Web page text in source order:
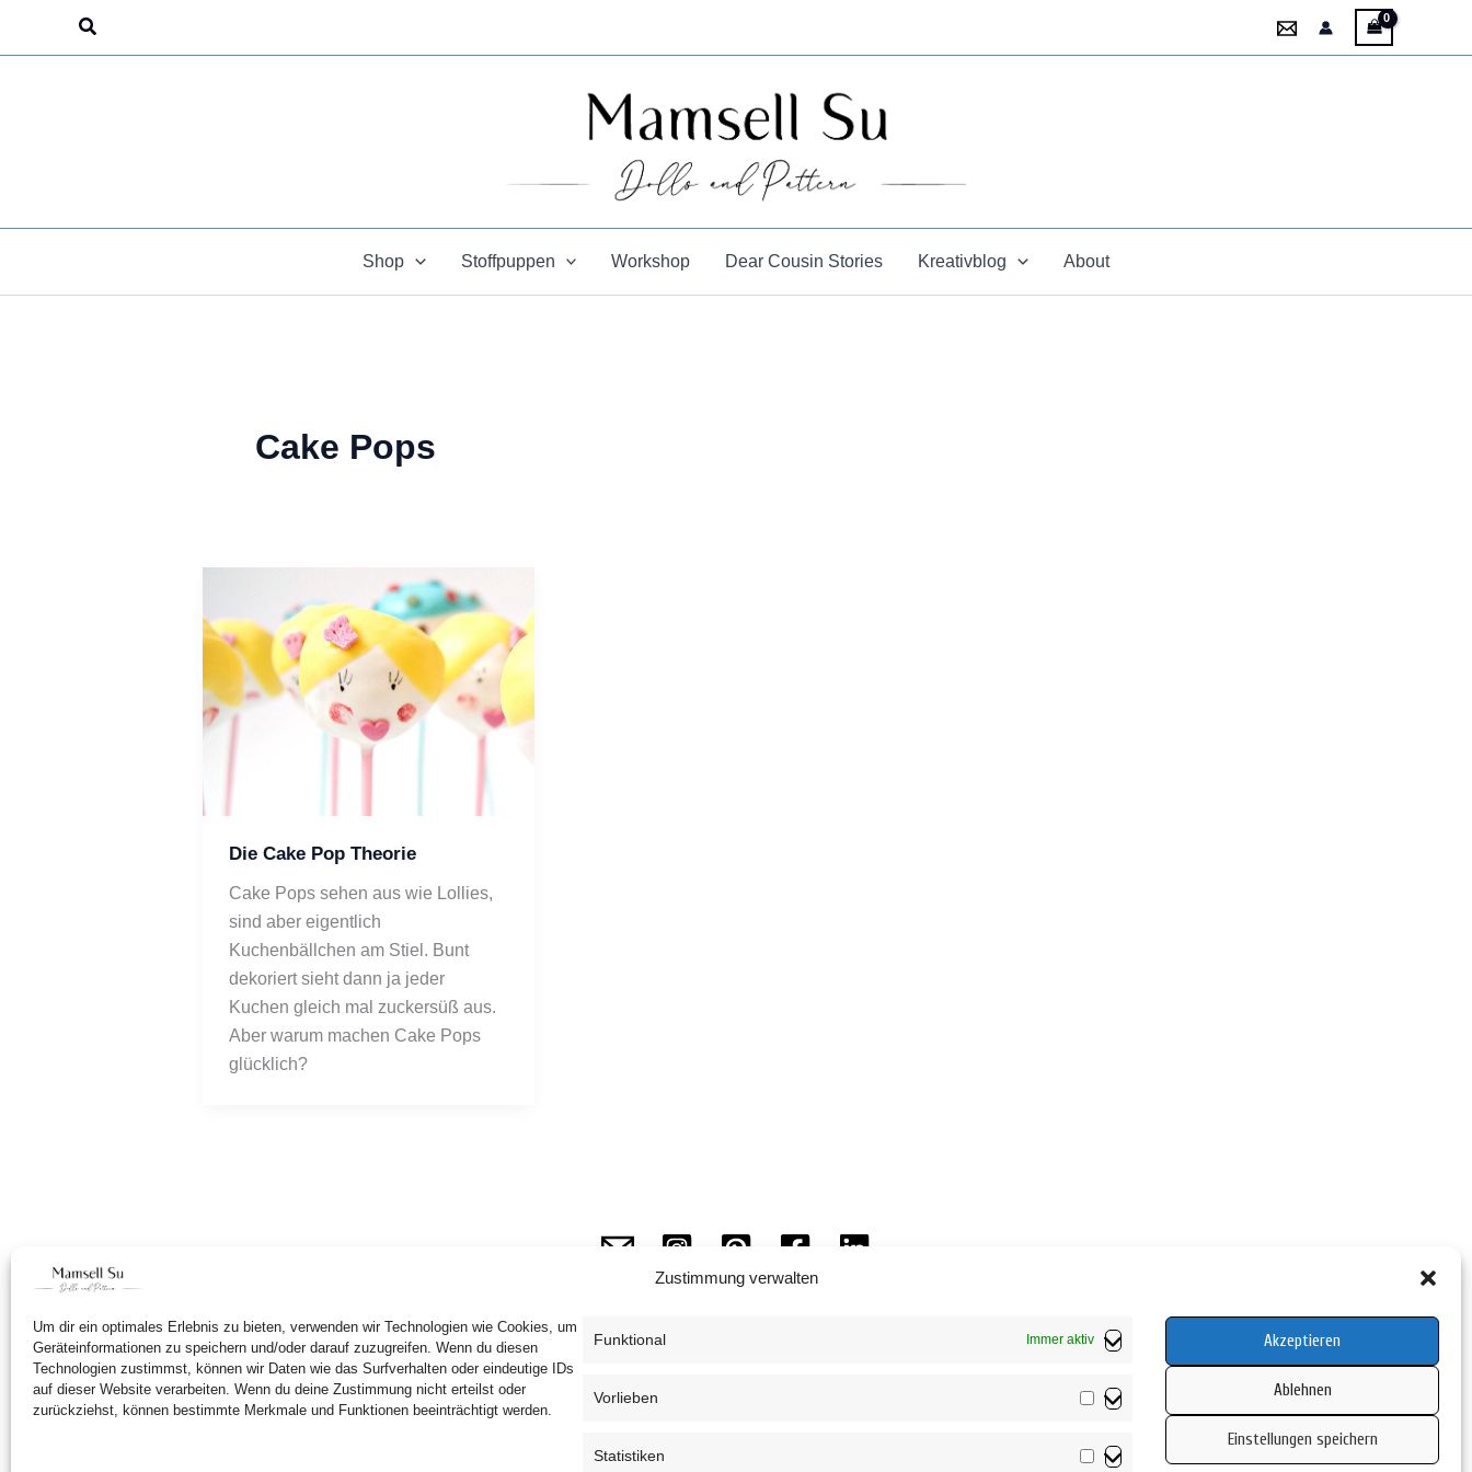
Zustimmung verwalten
Um dir ein optimales Erlebnis zu bieten, verwenden wir Technologien wie Cookies, um
Geräteinformationen zu speichern und/oder darauf zuzugreifen. Wenn du diesen
Technologien zustimmst, können wir Daten wie das Surfverhalten oder eindeutige IDs
auf dieser Website verarbeiten. Wenn du deine Zustimmung nicht erteilst oder
zurückziehst, können bestimmte Merkmale und Funktionen beeinträchtigt werden.
Funktional Immer aktiv
Vorlieben
Vorlieben
Statistiken
Statistiken
Akzeptieren
Ablehnen
Einstellungen speichern
Suchen
Shop Stoffpuppen Workshop Dear Cousin Stories Kreativblog About
Cake Pops
Die Cake Pop Theorie
Cake Pops sehen aus wie Lollies,
sind aber eigentlich
Kuchenbällchen am Stiel. Bunt
dekoriert sieht dann ja jeder
Kuchen gleich mal zuckersüß aus.
Aber warum machen Cake Pops
glücklich?